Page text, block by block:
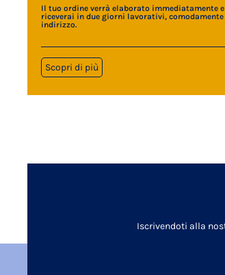
Il tuo ordine verrà elaborato immediatamente
riceverai in due giorni lavorativi,
indirizzo.
Scopri di più
Iscrivendoti alla